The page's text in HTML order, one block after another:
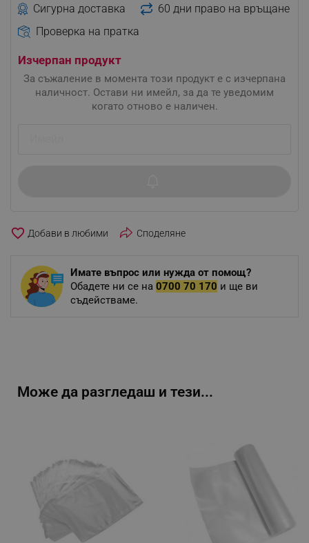
Сигурна доставка
60 дни право на връщане
Проверка на пратка
Изчерпан продукт
За съжаление в момента този продукт е с изчерпана
наличност. Остави ни имейл, за да те уведомим
когато отново е наличен.
favorite_border Споделяне
Имате въпрос или нужда от помощ?
Обадете ни се на 0700 70 170 и ще ви
съдействаме.
Може да разгледаш и тези...